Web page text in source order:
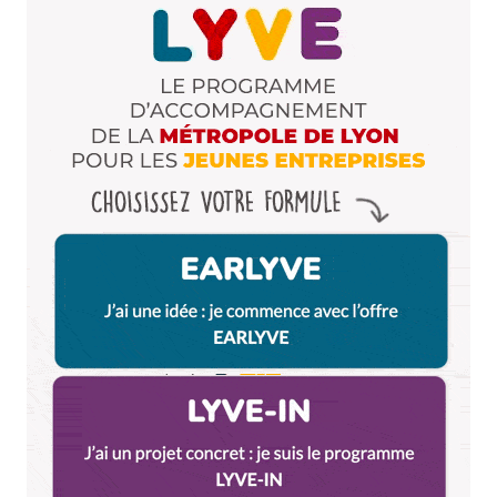
Hello, en parlant de courts métrages il ne faut pas
oublier qu’il y a aussi le festival de courts métrages
de villeurbanne qui commence au Zola
13 novembre 2015 à 10 h 01 min
Répondre
Tout à fait : forza Villeurbanne
http://www.festcourt-villeurbanne.com/
Latchetch
13 novembre 2015 à 10 h 55 min
Répondre
Samedi soir, concert à la péniche La Marquise, avec
13 novembre 2015 à 13 h 47 min